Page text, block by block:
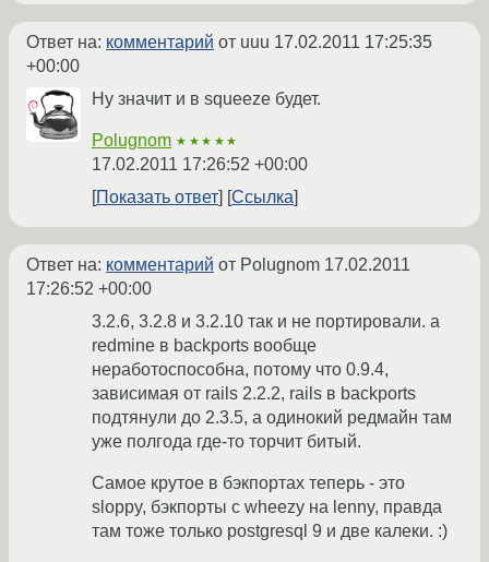
Ответ на: комментарий от uuu 17.02.2011 17:25:35
+00:00
Ну значит и в squeeze будет.
Polugnom ★★★★★
17.02.2011 17:26:52 +00:00
Показать ответ
Ссылка
Ответ на: комментарий от Polugnom 17.02.2011
17:26:52 +00:00
3.2.6, 3.2.8 и 3.2.10 так и не портировали. a
redmine в backports вообще
неработоспособна, потому что 0.9.4,
зависимая от rails 2.2.2, rails в backports
подтянули до 2.3.5, а одинокий редмайн там
уже полгода где-то торчит битый.
Самое крутое в бэкпортах теперь - это
sloppy, бэкпорты с wheezy на lenny, правда
там тоже только postgresql 9 и две калеки. :)